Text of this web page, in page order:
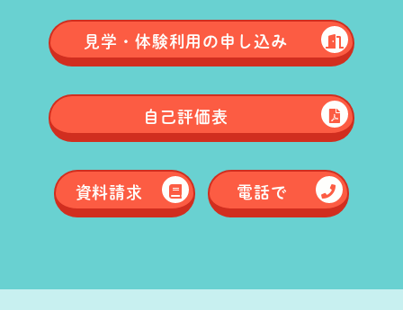
見学・体験利用の申し込み
自己評価表
資料請求 電話で